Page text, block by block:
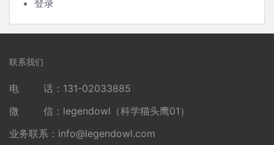
登录
联系我们
电 话：131-02033885
微 信：legendowl（科学猫头鹰01）
业务联系： info@legendowl.com